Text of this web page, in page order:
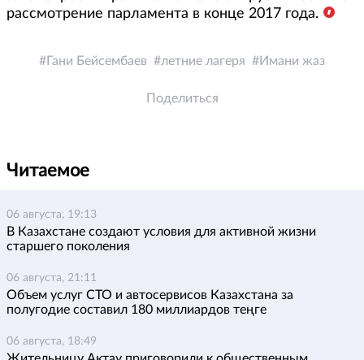
рассмотрение парламента в конце 2017 года.
Гани Бейсембаев летние лагеря Имани жаз
Поделиться
Читаемое
06 августа, 19:13
В Казахстане создают условия для активной жизни
старшего поколения
06 августа, 21:11
Объем услуг СТО и автосервисов Казахстана за
полугодие составил 180 миллиардов теңге
06 августа, 18:49